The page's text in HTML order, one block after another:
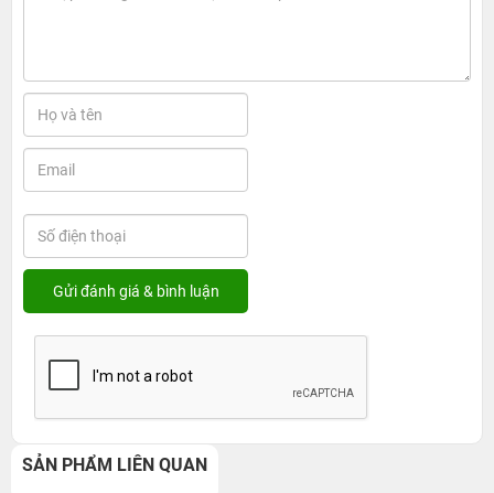
SẢN PHẨM LIÊN QUAN